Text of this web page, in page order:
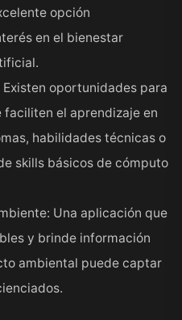
opción
en el bienestar
oportunidades para
el aprendizaje en
habilidades técnicas o
skills básicos de cómputo
Una aplicación que
y brinde información
ambiental puede captar